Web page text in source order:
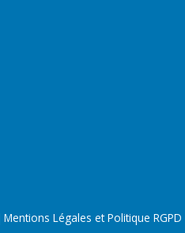
Mentions Légales et Politique RGPD